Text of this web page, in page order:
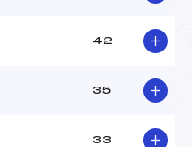
42
35
33